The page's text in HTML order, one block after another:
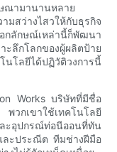
ณามานานหลาย
สว่างไสวให้กับธุรกิจ
กลักษณ์เหล่านี้ก็พัฒนา
ะลึกโลกของผู้ผลิตป้าย
โลยีได้ปฏิวัติวงการนี้
Works บริษัทที่มีชื่อ
วกเขาใช้เทคโนโลยี
ะอุปกรณ์ท่อนีออนที่ทัน
ละประณีต ทีมช่างฝีมือ